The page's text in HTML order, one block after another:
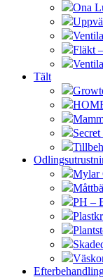
Ona
Fläkt
Tält
Mylar
PH –